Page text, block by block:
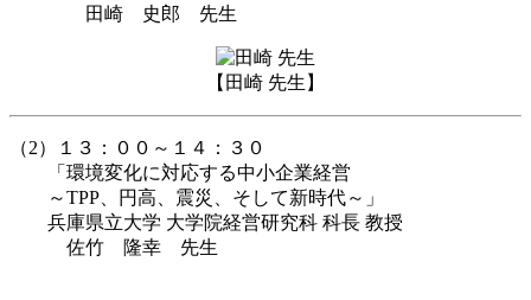
田崎 史郎 先生
【田崎 先生】
（2）１３：００～１４：３０
「環境変化に対応する中小企業経営
～TPP、円高、震災、そして新時代～」
兵庫県立大学 大学院経営研究科 科長 教授
佐竹 隆幸 先生